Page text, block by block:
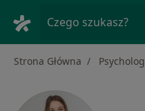
Czego szukasz?
Strona Główna Psycholog